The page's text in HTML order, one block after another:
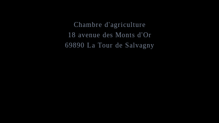
Chambre d'agriculture
18 avenue des Monts d'Or
69890 La Tour de Salvagny